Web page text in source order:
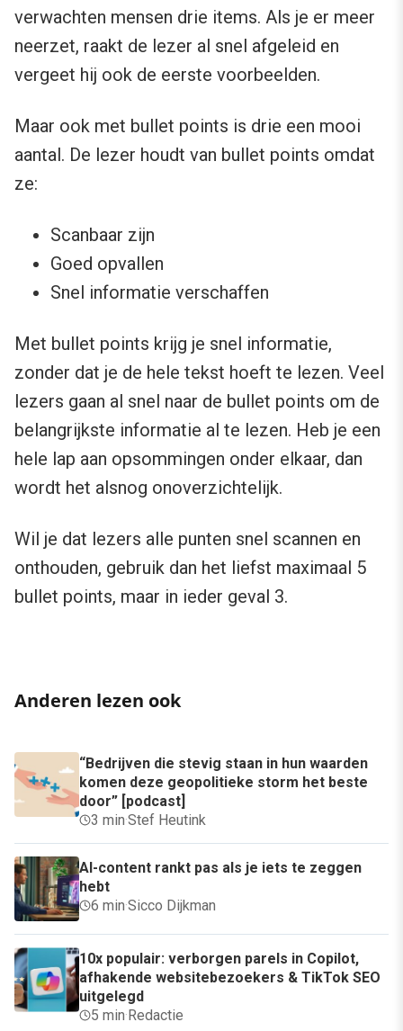
verwachten mensen drie items. Als je er meer
neerzet, raakt de lezer al snel afgeleid en
vergeet hij ook de eerste voorbeelden.
Maar ook met bullet points is drie een mooi
aantal. De lezer houdt van bullet points omdat
ze:
Scanbaar zijn
Goed opvallen
Snel informatie verschaffen
Met bullet points krijg je snel informatie,
zonder dat je de hele tekst hoeft te lezen. Veel
lezers gaan al snel naar de bullet points om de
belangrijkste informatie al te lezen. Heb je een
hele lap aan opsommingen onder elkaar, dan
wordt het alsnog onoverzichtelijk.
Wil je dat lezers alle punten snel scannen en
onthouden, gebruik dan het liefst maximaal 5
bullet points, maar in ieder geval 3.
Anderen lezen ook
“Bedrijven die stevig staan in hun waarden
komen deze geopolitieke storm het beste
door” [podcast]
3 min·Stef Heutink
AI-content rankt pas als je iets te zeggen
hebt
6 min·Sicco Dijkman
10x populair: verborgen parels in Copilot,
afhakende websitebezoekers & TikTok SEO
uitgelegd
5 min·Redactie